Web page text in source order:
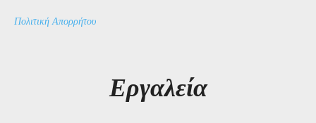
Πολιτική Απορρήτου
Εργαλεία